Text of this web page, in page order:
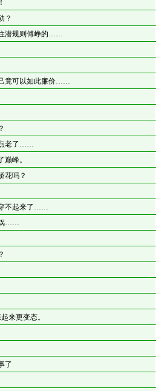
？
潜规则傅峥的……
竟可以如此廉价……
点老了……
峰。
花吗？
不起来了……
锅……
来更变态。
了